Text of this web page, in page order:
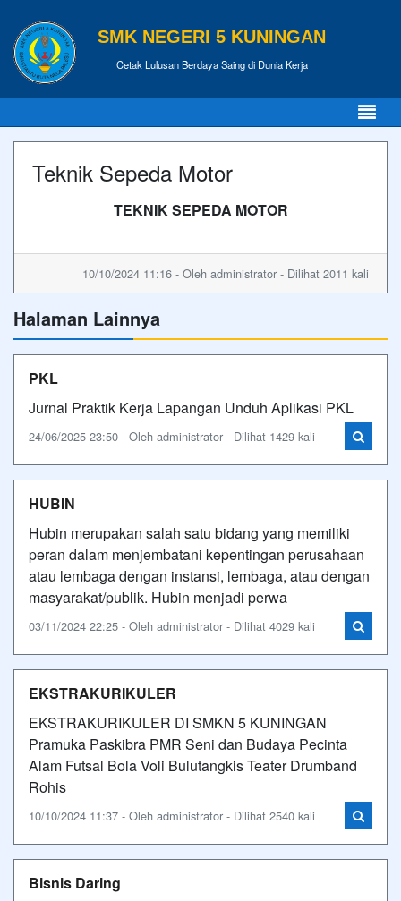
SMK NEGERI 5 KUNINGAN
Cetak Lulusan Berdaya Saing di Dunia Kerja
Teknik Sepeda Motor
TEKNIK SEPEDA MOTOR
10/10/2024 11:16 - Oleh administrator - Dilihat 2011 kali
Halaman Lainnya
PKL
Jurnal Praktik Kerja Lapangan Unduh Aplikasi PKL
24/06/2025 23:50 - Oleh administrator - Dilihat 1429 kali
HUBIN
Hubin merupakan salah satu bidang yang memiliki
peran dalam menjembatani kepentingan perusahaan
atau lembaga dengan instansi, lembaga, atau dengan
masyarakat/publik. Hubin menjadi perwa
03/11/2024 22:25 - Oleh administrator - Dilihat 4029 kali
EKSTRAKURIKULER
EKSTRAKURIKULER DI SMKN 5 KUNINGAN
Pramuka Paskibra PMR Seni dan Budaya Pecinta
Alam Futsal Bola Voli Bulutangkis Teater Drumband
Rohis
10/10/2024 11:37 - Oleh administrator - Dilihat 2540 kali
Bisnis Daring